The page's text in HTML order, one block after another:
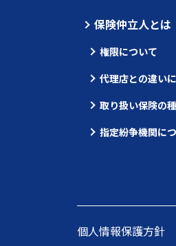
保険仲立人とは
権限について
代理店との違い
取り扱い保険の
指定紛争機関に
個人情報保護方針